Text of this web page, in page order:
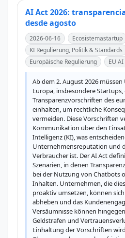
AI Act 2026:
desde agosto
2026-06-16
Ecosistemastartup
KI Regulierung, Politik & Standards
Europäische Regulierung
EU
Ab dem 2. August 2026
Europa, insbesondere Startups,
Transparenzvorschriften des
einhalten, um rechtliche
vermeiden. Diese Vorschriften
Kommunikation über den
Intelligenz (KI), was
Unternehmensreputation und
Verbraucher ist. Der AI Act
Szenarien, in denen
bei der Nutzung von Chatbots
Inhalten. Unternehmen, die
proaktiv umsetzen, können
abheben und das
Versäumnisse können
Geldstrafen und
Einhaltung der Vorschriften